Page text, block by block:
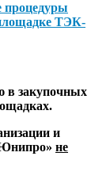
процедуры
ТЭК-
в закупочных
и
не